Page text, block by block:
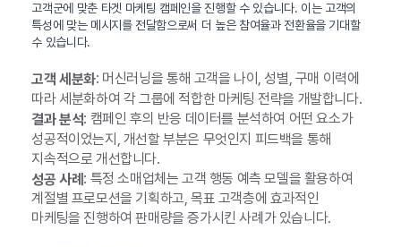
고객군에 맞춘 타겟 마케팅 캠페인을 진행할 수 있습니다. 이는 고객의
특성에 맞는 메시지를 전달함으로써 더 높은 참여율과 전환율을 기대할
수 있습니다.
고객 세분화: 머신러닝을 통해 고객을 나이, 성별, 구매 이력에
따라 세분화하여 각 그룹에 적합한 마케팅 전략을 개발합니다.
결과 분석: 캠페인 후의 반응 데이터를 분석하여 어떤 요소가
성공적이었는지, 개선할 부분은 무엇인지 피드백을 통해
지속적으로 개선합니다.
성공 사례 : 특정 소매업체는 고객 행동 예측 모델을 활용하여
계절별 프로모션을 기획하고, 목표 고객층에 효과적인
마케팅을 진행하여 판매량을 증가시킨 사례가 있습니다.